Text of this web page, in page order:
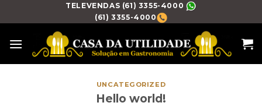
to
TELEVENDAS (61) 3355-4000
(61) 3355-4000
UNCATEGORIZED
Hello world!